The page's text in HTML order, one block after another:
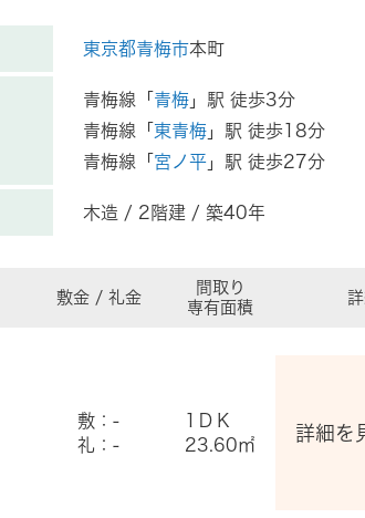
東京都青梅市本町
青梅線「 青梅 」駅 徒歩3分
青梅線「 東青梅 」駅 徒歩18分
青梅線「 宮ノ平 」駅 徒歩27分
木造 / 2階建 / 築40年
敷金 / 礼金
間取り
専有面積
敷：-
礼：-
1ＤＫ
23.60㎡
詳細を